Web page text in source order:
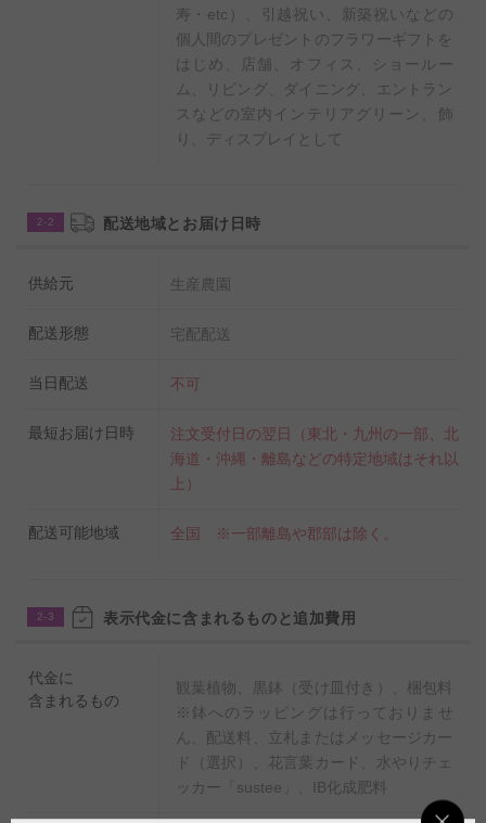
寿・etc）、引越祝い、新築祝いなどの
個人間のプレゼントのフラワーギフトを
はじめ、店舗、オフィス、ショールー
ム、リビング、ダイニング、エントラン
スなどの室内インテリアグリーン、飾
り、ディスプレイとして
2-2 配送地域とお届け日時
供給元 生産農園
配送形態 宅配配送
当日配送 不可
最短お届け日時
注文受付日の翌日（東北・九州の一部、北
海道・沖縄・離島などの特定地域はそれ以
上）
配送可能地域 全国 ※一部離島や郡部は除く。
2-3 表示代金に含まれるものと追加費用
代金に
含まれるもの
観葉植物、黒鉢（受け皿付き）、梱包料
※鉢へのラッピングは行っておりませ
ん、配送料、立札またはメッセージカー
ド（選択）、花言葉カード、水やりチェ
ッカー「sustee」、IB化成肥料